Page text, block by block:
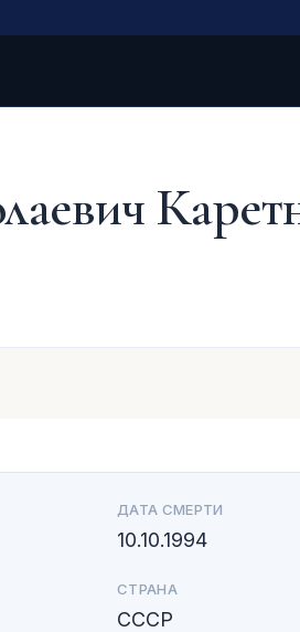
ДАТА СМЕРТИ
10.10.1994
СТРАНА
СССР